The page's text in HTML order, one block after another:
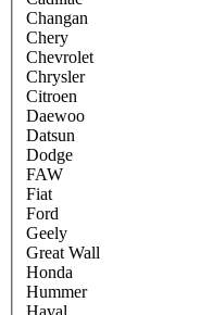
Changan
Chery
Chevrolet
Chrysler
Citroen
Daewoo
Datsun
Dodge
FAW
Fiat
Ford
Geely
Great Wall
Honda
Hummer
Haval